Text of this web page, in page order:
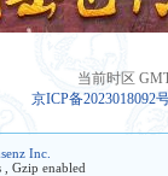
当前时区
京ICP备2023018092
Inc.
, Gzip enabled